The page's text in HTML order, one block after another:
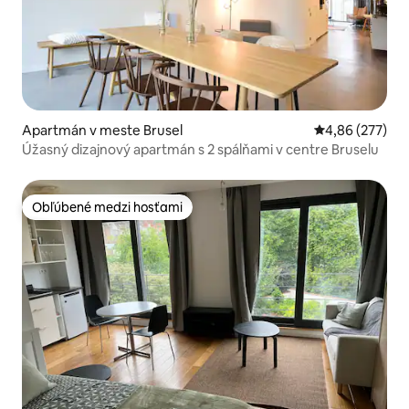
Apartmán v meste Brusel Priemerné
4,86 (277)
Úžasný dizajnový apartmán s 2 spálňami v centre Bruselu
Obľúbené medzi hosťami
Obľúbené medzi hosťami